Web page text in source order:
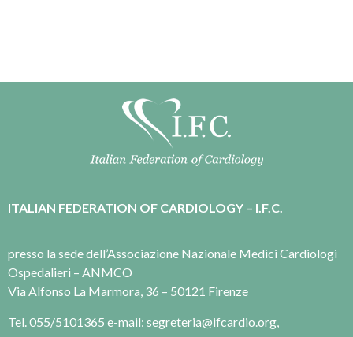
ITALIAN FEDERATION OF CARDIOLOGY – I.F.C.
presso la sede dell’Associazione Nazionale Medici Cardiologi
Ospedalieri – ANMCO
Via Alfonso La Marmora, 36 – 50121 Firenze
Tel. 055/5101365 e-mail: segreteria@ifcardio.org,